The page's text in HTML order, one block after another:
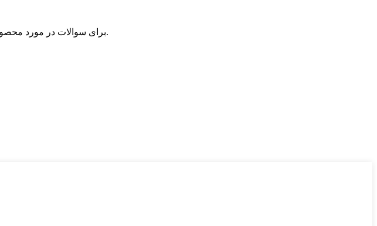
برای سوالات در مورد محصولات یا لیست قیمت ما ، لطفا ایمیل خود را برای ما بگذارید و ما ظرف 24 ساعت با شما تماس خواهیم گرفت.